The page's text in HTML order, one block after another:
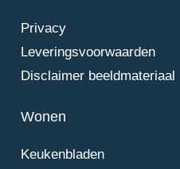
Privacy
Leveringsvoorwaarden
Disclaimer beeldmateriaal
Wonen
Keukenbladen